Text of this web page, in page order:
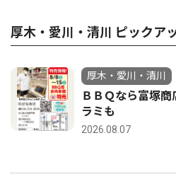
厚木・愛川・清川 ピックア
厚木・愛川・清川
ＢＢＱなら富塚
ラミも
2026.08.07